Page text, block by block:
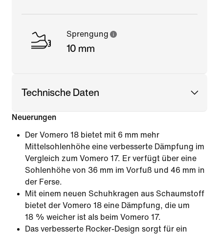
Sprengung
10 mm
Technische Daten
Neuerungen
Der Vomero 18 bietet mit 6 mm mehr
Mittelsohlenhöhe eine verbesserte Dämpfung im
Vergleich zum Vomero 17. Er verfügt über eine
Sohlenhöhe von 36 mm im Vorfuß und 46 mm in
der Ferse.
Mit einem neuen Schuhkragen aus Schaumstoff
bietet der Vomero 18 eine Dämpfung, die um
18 % weicher ist als beim Vomero 17.
Das verbesserte Rocker-Design sorgt für ein